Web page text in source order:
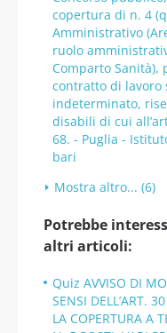
copertura di n. 4
Amministrativo
ruolo
Comparto Sanità),
contratto di lavoro
indeterminato,
disabili di cui
68. - Puglia -
bari
Mostra altro... (6)
Potrebbe
altri articoli:
Quiz AVVISO DI
SENSI DELL’ART.
LA COPERTURA A